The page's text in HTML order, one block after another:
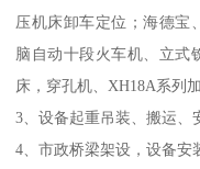
压机床卸车定位；海德宝
脑自动十段火车机、立式
床，穿孔机、XH18A系列
3、设备起重吊装、搬运、
4、市政桥梁架设，设备安